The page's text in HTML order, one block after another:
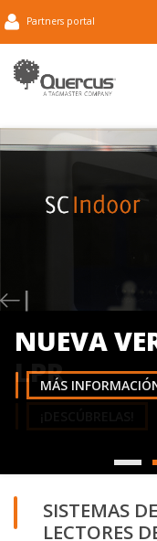
Partners portal
NUEVA
MÁS
Previous
SISTEMAS
LECTORES
QUERCUS